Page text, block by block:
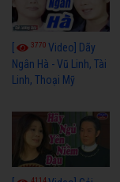
3770 Video] Dãy
Ngân Hà - Vũ Linh, Tài
Linh, Thoại Mỹ
4114